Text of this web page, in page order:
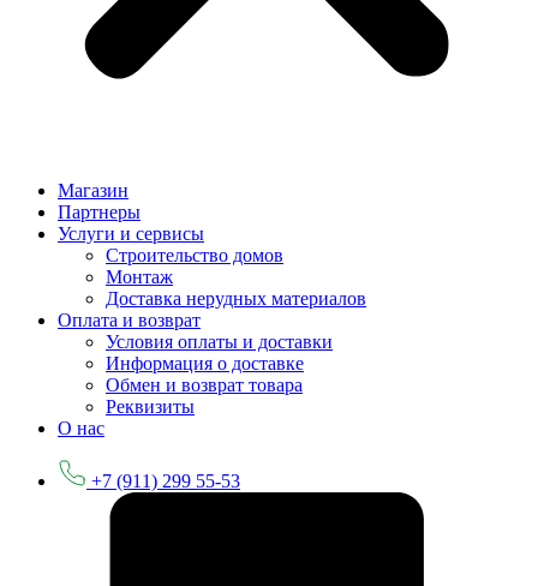
Магазин
Партнеры
Услуги и сервисы
Строительство домов
Монтаж
Доставка нерудных материалов
Оплата и возврат
Условия оплаты и доставки
Информация о доставке
Обмен и возврат товара
Реквизиты
О нас
+7 (911) 299 55-53